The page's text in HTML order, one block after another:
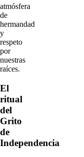
atmósfera
de
hermandad
y
respeto
por
nuestras
raíces.
El
ritual
del
Grito
de
Independencia